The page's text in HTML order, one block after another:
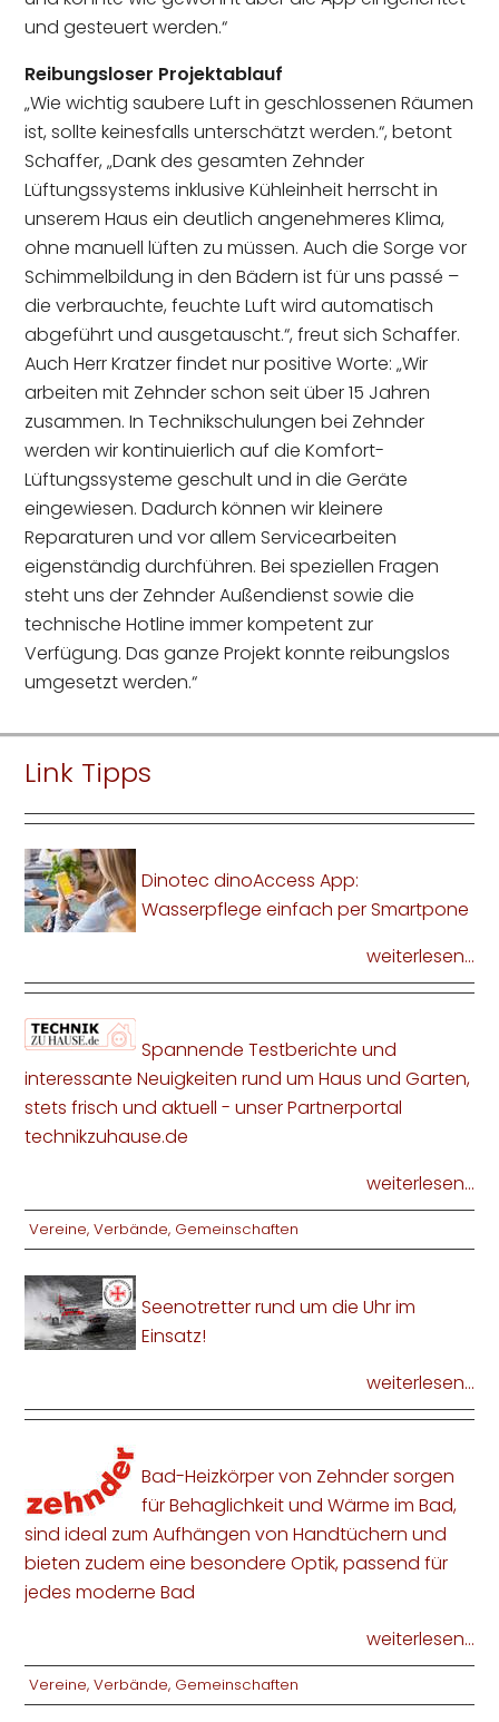
und gesteuert werden.“
Reibungsloser Projektablauf
„Wie wichtig saubere Luft in geschlossenen Räumen
ist, sollte keinesfalls unterschätzt werden.“, betont
Schaffer, „Dank des gesamten Zehnder
Lüftungssystems inklusive Kühleinheit herrscht in
unserem Haus ein deutlich angenehmeres Klima,
ohne manuell lüften zu müssen. Auch die Sorge vor
Schimmelbildung in den Bädern ist für uns passé –
die verbrauchte, feuchte Luft wird automatisch
abgeführt und ausgetauscht.“, freut sich Schaffer.
Auch Herr Kratzer findet nur positive Worte: „Wir
arbeiten mit Zehnder schon seit über 15 Jahren
zusammen. In Technikschulungen bei Zehnder
werden wir kontinuierlich auf die Komfort-
Lüftungssysteme geschult und in die Geräte
eingewiesen. Dadurch können wir kleinere
Reparaturen und vor allem Servicearbeiten
eigenständig durchführen. Bei speziellen Fragen
steht uns der Zehnder Außendienst sowie die
technische Hotline immer kompetent zur
Verfügung. Das ganze Projekt konnte reibungslos
umgesetzt werden.“
Link Tipps
Dinotec dinoAccess App:
Wasserpflege einfach per Smartpone
weiterlesen...
Spannende Testberichte und
interessante Neuigkeiten rund um Haus und Garten,
stets frisch und aktuell - unser Partnerportal
technikzuhause.de
weiterlesen...
Vereine, Verbände, Gemeinschaften
Seenotretter rund um die Uhr im
Einsatz!
weiterlesen...
Bad-Heizkörper von Zehnder sorgen
für Behaglichkeit und Wärme im Bad,
sind ideal zum Aufhängen von Handtüchern und
bieten zudem eine besondere Optik, passend für
jedes moderne Bad
weiterlesen...
Vereine, Verbände, Gemeinschaften